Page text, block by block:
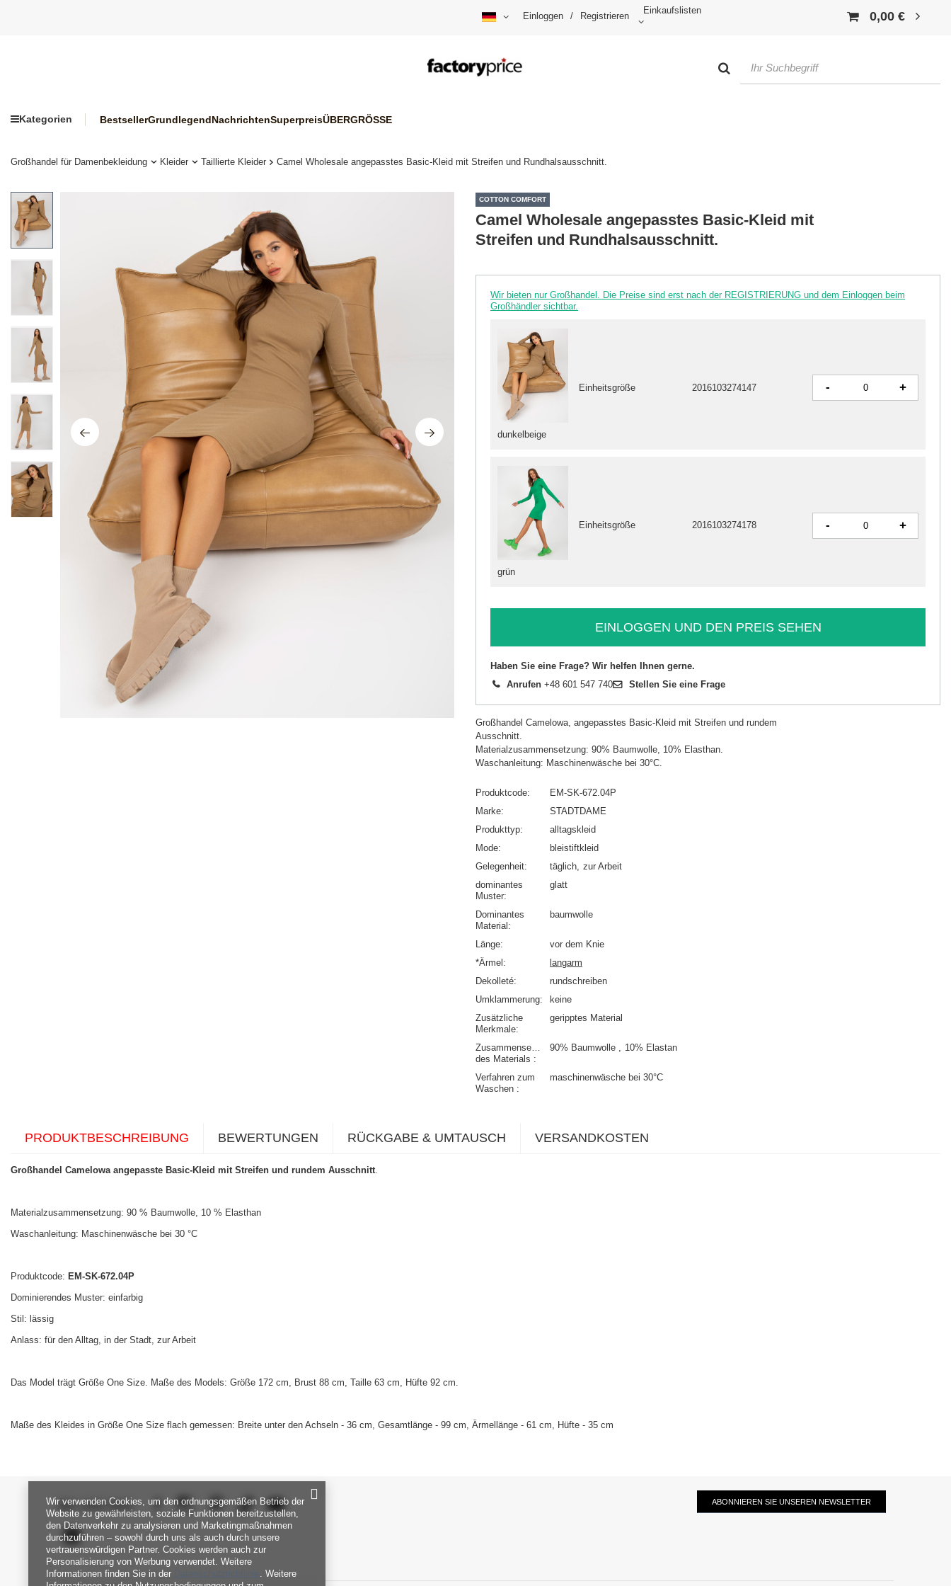
Einloggen / Registrieren
Einkaufslisten 0,00 €
Kategorien BestsellerGrundlegendNachrichtenSuperpreisÜBERGRÖSSE
Großhandel für Damenbekleidung Kleider Taillierte Kleider Camel Wholesale angepasstes Basic-Kleid mit Streifen und Rundhalsausschnitt.
COTTON COMFORT
Camel Wholesale angepasstes Basic-Kleid mit
Streifen und Rundhalsausschnitt.
Wir bieten nur Großhandel. Die Preise sind erst nach der REGISTRIERUNG und dem Einloggen beim
Großhändler sichtbar.
dunkelbeige
Einheitsgröße 2016103274147 - +
grün
Einheitsgröße 2016103274178 - +
EINLOGGEN UND DEN PREIS SEHEN
Haben Sie eine Frage? Wir helfen Ihnen gerne.
Anrufen +48 601 547 740 Stellen Sie eine Frage
Großhandel Camelowa, angepasstes Basic-Kleid mit Streifen und rundem
Ausschnitt.
Materialzusammensetzung: 90% Baumwolle, 10% Elasthan.
Waschanleitung: Maschinenwäsche bei 30°C.
Produktcode
EM-SK-672.04P
Marke
STADTDAME
Produkttyp
alltagskleid
Mode
bleistiftkleid
Gelegenheit
täglich zur Arbeit
dominantes
Muster
glatt
Dominantes
Material
baumwolle
Länge
vor dem Knie
*Ärmel
langarm
Dekolleté
rundschreiben
Umklammerung
keine
Zusätzliche
Merkmale
geripptes Material
Zusammensetzung
des Materials
90% Baumwolle 10% Elastan
Verfahren zum
Waschen
maschinenwäsche bei 30°C
PRODUKTBESCHREIBUNG BEWERTUNGEN RÜCKGABE & UMTAUSCH VERSANDKOSTEN
Großhandel Camelowa angepasste Basic-Kleid mit Streifen und rundem Ausschnitt.
Materialzusammensetzung: 90 % Baumwolle, 10 % Elasthan
Waschanleitung: Maschinenwäsche bei 30 °C
Produktcode: EM-SK-672.04P
Dominierendes Muster: einfarbig
Stil: lässig
Anlass: für den Alltag, in der Stadt, zur Arbeit
Das Model trägt Größe One Size. Maße des Models: Größe 172 cm, Brust 88 cm, Taille 63 cm, Hüfte 92 cm.
Maße des Kleides in Größe One Size flach gemessen: Breite unter den Achseln - 36 cm, Gesamtlänge - 99 cm, Ärmellänge - 61 cm, Hüfte - 35 cm
SEI UNS NAH ABONNIEREN SIE UNSEREN NEWSLETTER
Wir verwenden Cookies, um den ordnungsgemäßen Betrieb der
Website zu gewährleisten, soziale Funktionen bereitzustellen,
den Datenverkehr zu analysieren und Marketingmaßnahmen
durchzuführen – sowohl durch uns als auch durch unsere
vertrauenswürdigen Partner. Cookies werden auch zur
Personalisierung von Werbung verwendet. Weitere
Informationen finden Sie in der
. Weitere